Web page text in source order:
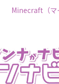
Minecraft（マ